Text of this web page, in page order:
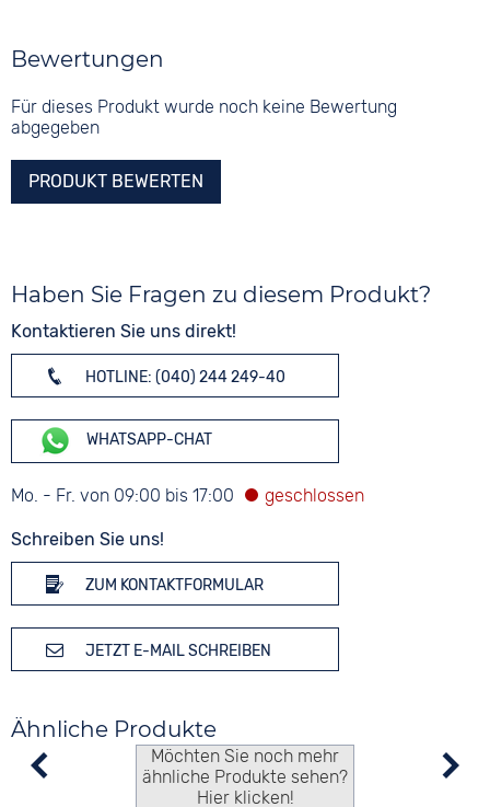
Bewertungen
Für dieses Produkt wurde noch keine Bewertung
abgegeben
PRODUKT BEWERTEN
Haben Sie Fragen zu diesem Produkt?
Kontaktieren Sie uns direkt!
HOTLINE: (040) 244 249-40
WHATSAPP-CHAT
Mo. - Fr. von 09:00 bis 17:00
Schreiben Sie uns!
ZUM KONTAKTFORMULAR
JETZT E-MAIL SCHREIBEN
Ähnliche Produkte
Möchten Sie noch mehr
ähnliche Produkte sehen?
Hier klicken!